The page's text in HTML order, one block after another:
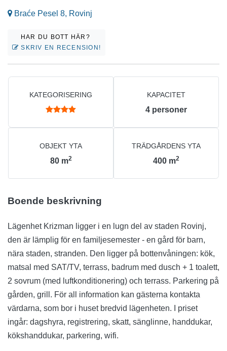
Braće Pesel 8, Rovinj
HAR DU BOTT HÄR?
SKRIV EN RECENSION!
KATEGORISERING KAPACITET
4 personer
OBJEKT YTA
80 m2
TRÄDGÅRDENS YTA
400 m2
Boende beskrivning
Lägenhet Krizman ligger i en lugn del av staden Rovinj,
den är lämplig för en familjesemester - en gård för barn,
nära staden, stranden. Den ligger på bottenvåningen: kök,
matsal med SAT/TV, terrass, badrum med dusch + 1 toalett,
2 sovrum (med luftkonditionering) och terrass. Parkering på
gården, grill. För all information kan gästerna kontakta
värdarna, som bor i huset bredvid lägenheten. I priset
ingår: dagshyra, registrering, skatt, sänglinne, handdukar,
kökshanddukar, parkering, wifi.